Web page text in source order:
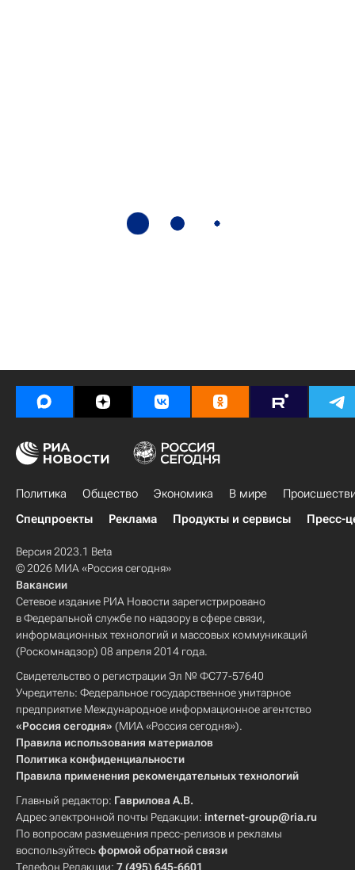
Политика Общество Экономика В мире
Спецпроекты
Реклама Продукты и сервисы Пресс-
Версия 2023.1 Beta
© 2026 МИА «Россия сегодня»
Вакансии
Сетевое издание РИА Новости зарегистрировано
в Федеральной службе по надзору в сфере связи,
информационных технологий и массовых коммуникаций
(Роскомнадзор) 08 апреля 2014 года.
Свидетельство о регистрации Эл № ФС77-57640
Учредитель: Федеральное государственное унитарное
предприятие Международное информационное агентство
«Россия сегодня» (МИА «Россия сегодня»).
Правила использования материалов
Политика конфиденциальности
Правила применения рекомендательных технологий
Главный редактор: Гаврилова А.В.
Адрес электронной почты Редакции: internet-group@ria.ru
По вопросам размещения пресс-релизов и рекламы
воспользуйтесьформой обратной связи
Телефон Редакции: 7 (495) 645-6601